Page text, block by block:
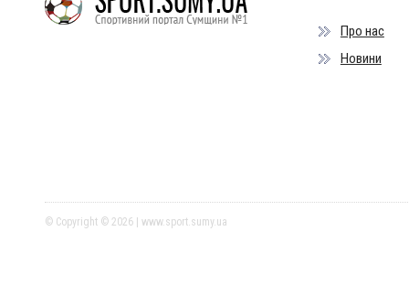
Про нас
Новини
© Copyright © 2026 | www.sport.sumy.ua